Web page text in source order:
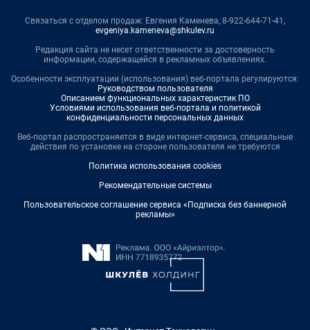
Связаться с отделом продаж: Евгения Каменева, 8-922-644-71-41,
evgeniya.kameneva@shkulev.ru
Редакция сайта не несет ответственности за достоверность
информации, содержащейся в рекламных объявлениях.
Особенности эксплуатации (использования) веб-портала регулируются:
Руководством пользователя
Описанием функциональных характеристик ПО
Условиями использования веб-портала и политикой
конфиденциальности персональных данных
Веб-портал распространяется в виде интернет-сервиса, специальные
действия по установке на стороне пользователя не требуются
Политика использования cookies
Рекомендательные системы
Пользовательское соглашение сервиса «Подписка без баннерной
рекламы»